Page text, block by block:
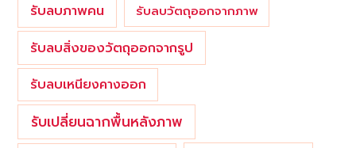
รับลบภาพคน
รับลบวัตถุออกจากภาพ
รับลบสิ่งของวัตถุออกจากรูป
รับลบเหนียงคางออก
รับเปลี่ยนฉากพื้นหลังภาพ